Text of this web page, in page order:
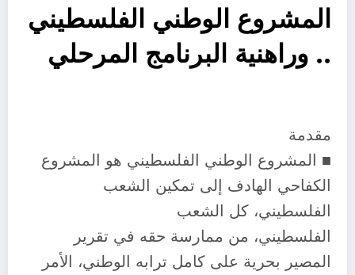
المشروع الوطني الفلسطيني
.. وراهنية البرنامج المرحلي
مقدمة
■ المشروع الوطني الفلسطيني هو المشروع
الكفاحي الهادف إلى تمكين الشعب
الفلسطيني، كل الشعب
الفلسطيني، من ممارسة حقه في تقرير
المصير بحرية على كامل ترابه الوطني، الأمر